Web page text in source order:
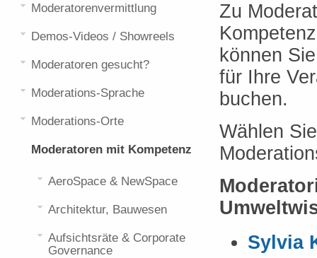
Zu
können
für Ihre
buchen.
Wählen
Sylvia
Moderatorenvermittlung
Demos-Videos / Showreels
Moderatoren gesucht?
Moderations-Sprache
Moderations-Orte
Moderatoren mit Kompetenz
AeroSpace & NewSpace
Architektur, Bauwesen
Aufsichtsräte & Corporate
Governance